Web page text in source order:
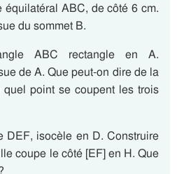
équilatéral ABC, de côté 6 cm.
du sommet B.
ABC rectangle en A.
de A. Que peut-on dire de la
point se coupent les trois
DEF, isocèle en D. Construire
coupe le côté [EF] en H. Que